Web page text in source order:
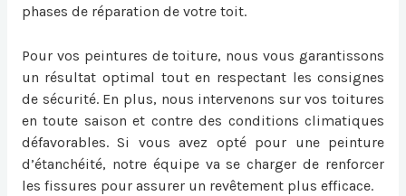
phases de réparation de votre toit.
Pour vos peintures de toiture, nous vous garantissons
un résultat optimal tout en respectant les consignes
de sécurité. En plus, nous intervenons sur vos toitures
en toute saison et contre des conditions climatiques
défavorables. Si vous avez opté pour une peinture
d’étanchéité, notre équipe va se charger de renforcer
les fissures pour assurer un revêtement plus efficace.